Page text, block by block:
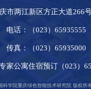
市两江新区方正大道266
电话：（023）65935555
传真：（023）65935000
家公寓住宿预订（023）
科学院重庆绿色智能技术研究院 版权所